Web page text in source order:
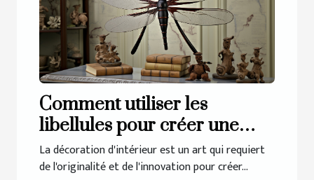
Comment utiliser les
libellules pour créer une
décoration d'intérieur
unique
La décoration d'intérieur est un art qui requiert
de l'originalité et de l'innovation pour créer...